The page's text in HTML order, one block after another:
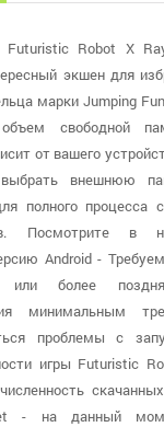
Futuristic Robot X
экшен для
марки Jumping
свободной
от вашего
выбрать внешнюю
полного процесса
Посмотрите в
Android -
или более
минимальным
проблемы с
игры Futuristic
- на данный